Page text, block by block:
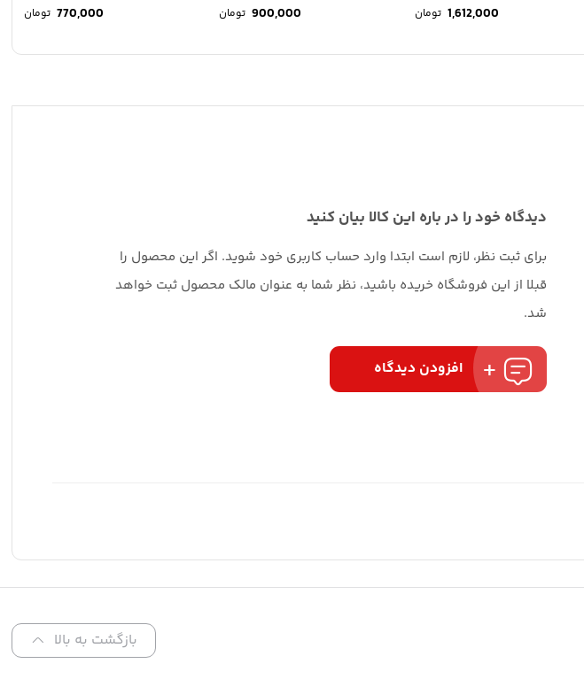
1,612,000 تومان 900,000 تومان 770,000 تومان
دیدگاه خود را در باره این کالا بیان کنید
برای ثبت نظر، لازم است ابتدا وارد حساب کاربری خود شوید. اگر این محصول را
قبلا از این فروشگاه خریده باشید، نظر شما به عنوان مالک محصول ثبت خواهد
شد.
افزودن دیدگاه
بازگشت به بالا